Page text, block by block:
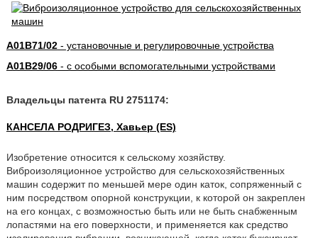
A01B71/02- установочные и регулировочные устройства
A01B29/06- с особыми вспомогательными устройствами
Владельцы патента RU 2751174:
КАНСЕЛА РОДРИГЕЗ, Хавьер (ES)
Изобретение относится к сельскому хозяйству.
Виброизоляционное устройство для сельскохозяйственных
машин содержит по меньшей мере один каток, сопряженный с
ним посредством опорной конструкции, к которой он закреплен
на его концах, с возможностью быть или не быть снабженным
лопастями на его поверхности, и применяется как средство